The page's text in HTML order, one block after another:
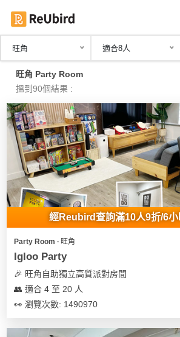
繁
中
EN
登
註
冊
服
務
及
產
品
類
旺角 適合8人
旺角 Party Room
搵到90個結果 :
經Reubird查詢滿10人9折/6
Party Room ∙ 旺角
Igloo Party
🎉 旺角自助獨立高質派對房間
👥 適合 4 至 20 人
👀 瀏覽次數: 1490970